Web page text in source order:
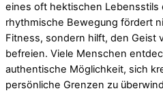
eines oft hektischen Lebensstils
rhythmische Bewegung fördert
Fitness, sondern hilft, den Geist
befreien. Viele Menschen
authentische Möglichkeit, sich
persönliche Grenzen zu